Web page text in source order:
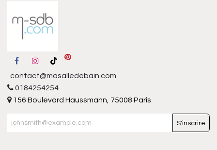
contact@masalledebain.com
0184254254
156 Boulevard Haussmann, 75008 Paris
S'inscrire